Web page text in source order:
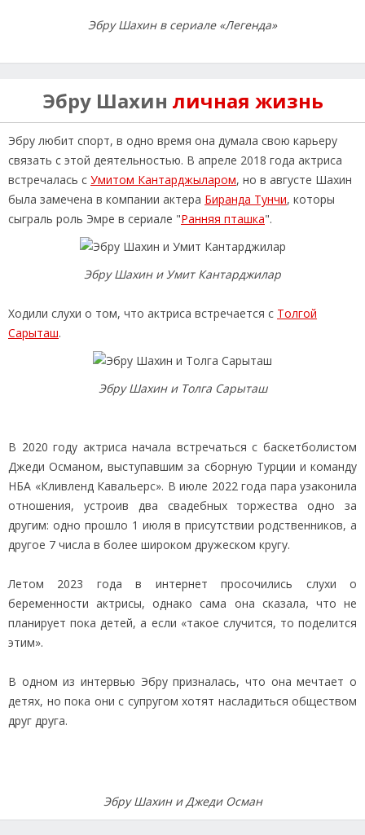
Эбру Шахин в сериале «Легенда»
Эбру Шахин личная жизнь
Эбру любит спорт, в одно время она думала свою карьеру
связать с этой деятельностью. В апреле 2018 года актриса
встречалась с Умитом Кантарджыларом, но в августе Шахин
была замечена в компании актера Биранда Тунчи, которы
сыграль роль Эмре в сериале "Ранняя пташка".
Эбру Шахин и Умит Кантарджилар
Ходили слухи о том, что актриса встречается с Толгой
Сарыташ.
Эбру Шахин и Толга Сарыташ
В 2020 году актриса начала встречаться с баскетболистом
Джеди Османом, выступавшим за сборную Турции и команду
НБА «Кливленд Кавальерс». В июле 2022 года пара узаконила
отношения, устроив два свадебных торжества одно за
другим: одно прошло 1 июля в присутствии родственников, а
другое 7 числа в более широком дружеском кругу.
Летом 2023 года в интернет просочились слухи о
беременности актрисы, однако сама она сказала, что не
планирует пока детей, а если «такое случится, то поделится
этим».
В одном из интервью Эбру призналась, что она мечтает о
детях, но пока они с супругом хотят насладиться обществом
друг друга.
Эбру Шахин и Джеди Осман